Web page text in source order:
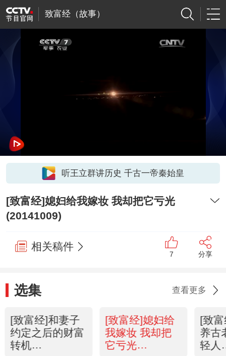
致富经（故事）
听王立群讲历史 千古一帝秦始皇
[致富经]媳妇给我嫁妆 我却把它亏光
(20141009)
相关稿件
7 分享
选集 查看更多
[致富经]和妻子
约定之后的财富
转机
[致富经]媳妇给
我嫁妆 我却把
它亏光
[致
养古
轻人